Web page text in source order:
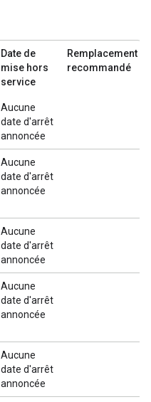
Date de
mise hors
service
Remplacement
recommandé
Aucune
date d'arrêt
annoncée
Aucune
date d'arrêt
annoncée
Aucune
date d'arrêt
annoncée
Aucune
date d'arrêt
annoncée
Aucune
date d'arrêt
annoncée